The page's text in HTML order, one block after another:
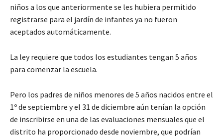
niños a los que anteriormente se les hubiera permitido
registrarse para el jardín de infantes ya no fueron
aceptados automáticamente.
La ley requiere que todos los estudiantes tengan 5 años
para comenzar la escuela.
Pero los padres de niños menores de 5 años nacidos entre el
1º de septiembre y el 31 de diciembre aún tenían la opción
de inscribirse en una de las evaluaciones mensuales que el
distrito ha proporcionado desde noviembre, que podrían